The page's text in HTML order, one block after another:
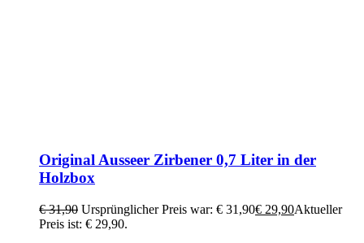
Original Ausseer Zirbener 0,7 Liter in der
Holzbox
€31,90 Ursprünglicher Preis war: € 31,90€ 29,90Aktueller
Preis ist: € 29,90.